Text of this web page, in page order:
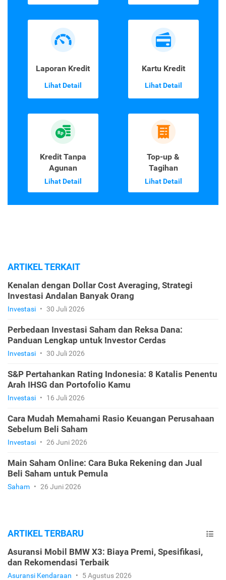
Laporan Kredit
Lihat Detail
Kartu Kredit
Lihat Detail
Kredit Tanpa
Agunan
Lihat Detail
Top-up &
Tagihan
Lihat Detail
ARTIKEL TERKAIT
Kenalan dengan Dollar Cost Averaging, Strategi
Investasi Andalan Banyak Orang
Investasi • 30 Juli 2026
Perbedaan Investasi Saham dan Reksa Dana:
Panduan Lengkap untuk Investor Cerdas
Investasi • 30 Juli 2026
S&P Pertahankan Rating Indonesia: 8 Katalis Penentu
Arah IHSG dan Portofolio Kamu
Investasi • 16 Juli 2026
Cara Mudah Memahami Rasio Keuangan Perusahaan
Sebelum Beli Saham
Investasi • 26 Juni 2026
Main Saham Online: Cara Buka Rekening dan Jual
Beli Saham untuk Pemula
Saham • 26 Juni 2026
ARTIKEL TERBARU
Asuransi Mobil BMW X3: Biaya Premi, Spesifikasi,
dan Rekomendasi Terbaik
Asuransi Kendaraan • 5 Agustus 2026